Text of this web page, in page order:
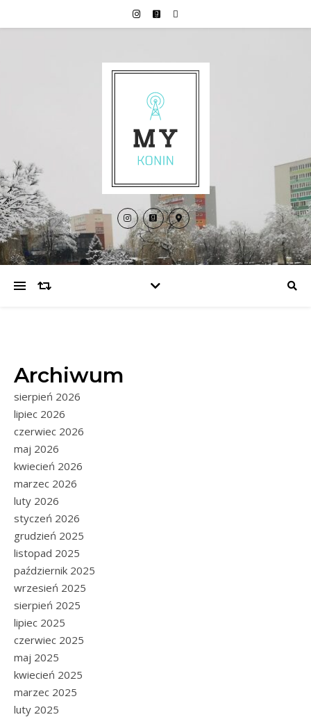
Archiwum
sierpień 2026
lipiec 2026
czerwiec 2026
maj 2026
kwiecień 2026
marzec 2026
luty 2026
styczeń 2026
grudzień 2025
listopad 2025
październik 2025
wrzesień 2025
sierpień 2025
lipiec 2025
czerwiec 2025
maj 2025
kwiecień 2025
marzec 2025
luty 2025